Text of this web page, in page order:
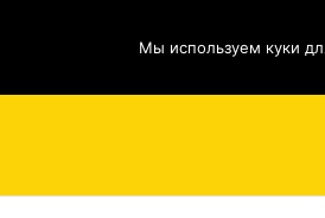
Мы используем куки